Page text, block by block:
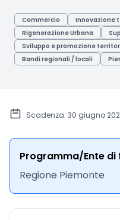
Commercio
Innovazione
Rigenerazione Urbana
Sviluppo e promozione
Bandi regionali / locali
Scadenza: 30 giugno
Programma/Ente
Regione Piemonte